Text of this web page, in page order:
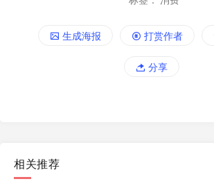
生成海报 打赏作者
分享
相关推荐